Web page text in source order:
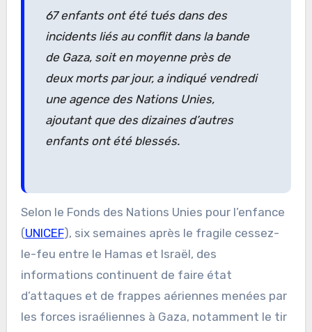
67 enfants ont été tués dans des
incidents liés au conflit dans la bande
de Gaza, soit en moyenne près de
deux morts par jour, a indiqué vendredi
une agence des Nations Unies,
ajoutant que des dizaines d’autres
enfants ont été blessés.
Selon le Fonds des Nations Unies pour l’enfance
(UNICEF), six semaines après le fragile cessez-
le-feu entre le Hamas et Israël, des
informations continuent de faire état
d’attaques et de frappes aériennes menées par
les forces israéliennes à Gaza, notamment le tir